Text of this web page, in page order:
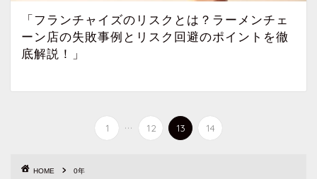
「フランチャイズのリスクとは？ラーメンチェ
ーン店の失敗事例とリスク回避のポイントを徹
底解説！」
1 ... 12 13 14
HOME 0年